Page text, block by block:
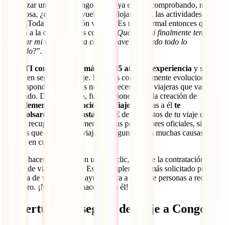
Organizar un viaje a Congo, como ya estarás comprobando, no es
poca cosa, ¿cierto? Los vuelos, el alojamiento, las actividades en el
país…¡Toda una inversión viajera! Es muy normal entonces que te
vengan a la cabeza dudas como, “¿ Qué pasa si finalmente tengo que
cancelar mi viaje por una causa grave?, ¿Pierdo todo lo
invertido?”.
IATI contamos con más de 135 años de experiencia y somos
líderes en seguros de viaje. Estamos constantemente evolucionando
para responder a todas las nuevas necesidades viajeras que van
surgiendo. De esta forma, fuimos pioneros en la creación de
Complemento de Anulación de Viaje . Gracias a él te
reembolsaremos con hasta 3.500€ de los gastos de tu viaje que no
puedas recuperar directamente de tus proveedores oficiales, si
tuvieras que cancelar tu viaje por alguna de las muchas causas
tenidas en cuenta.
Podrás hacerte con él, con un solo clic, durante la contratación de tu
seguro de viaje a Congo. Es el complemento más solicitado por la
mayoría de viajeros y ha ayudado ya a miles de personas a recuperar
su dinero. ¡Ni dudes en hacerte con él!
Cobertura del seguro de viaje a Congo